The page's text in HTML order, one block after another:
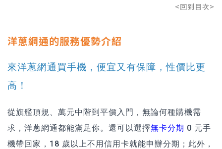
<回到目次>
洋蔥網通的服務優勢介紹
來洋蔥網通買手機，便宜又有保障，性價比更
高！
從旗艦頂規、萬元中階到平價入門，無論何種購機需
求，洋蔥網通都能滿足你。還可以選擇無卡分期 0 元手
機帶回家，18 歲以上不用信用卡就能申辦分期；此外，